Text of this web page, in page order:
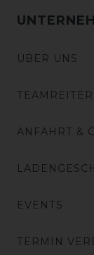
ÜBER UNS
TEAMREITER
ANFAHRT &
EVENTS
TERMIN